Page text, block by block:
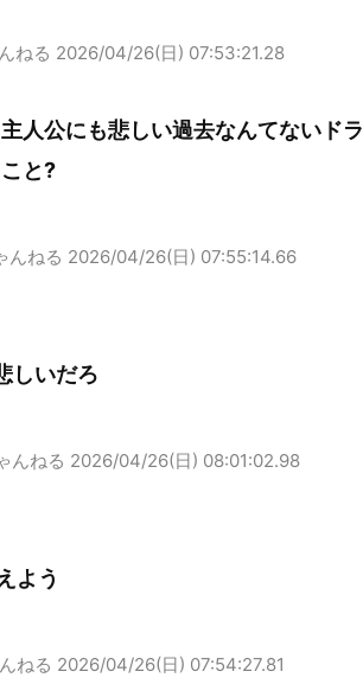
ねる 2026/04/26(日) 07:53:21.28
人公にも悲しい過去なんてないドラ
と?
んねる 2026/04/26(日) 07:55:14.66
しいだろ
んねる 2026/04/26(日) 08:01:02.98
よう
ねる 2026/04/26(日) 07:54:27.81